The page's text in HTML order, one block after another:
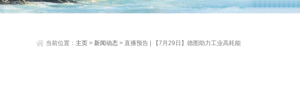
当前位置： 主页 > 新闻动态 > 直播预告 | 【7月29日】德图助力工业高耗能